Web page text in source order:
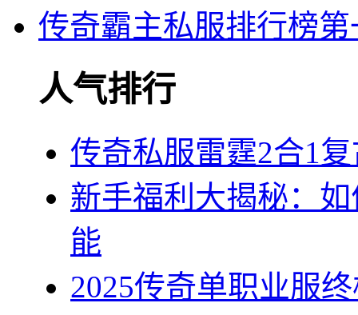
传奇霸主私服排行榜
人气排行
传奇私服雷霆2合1
新手福利大揭秘：
能
2025传奇单职业服